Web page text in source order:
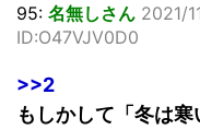
95: 名無しさん 2021/
ID:O47VJV0D0
>>2
もしかして「冬は